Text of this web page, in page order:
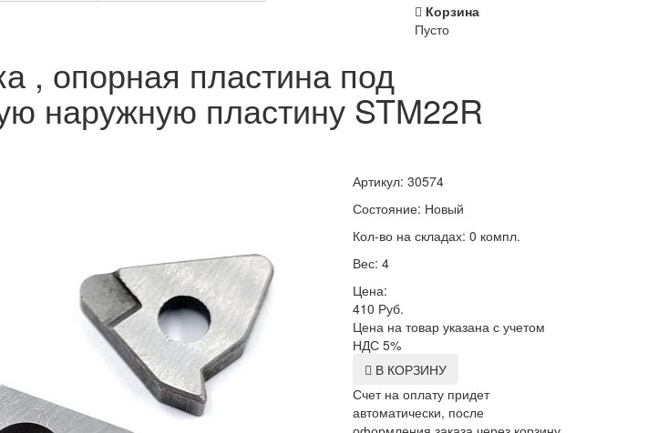
Корзина
Пусто
, опорная пластина под
наружную пластину STM22R
Артикул: 30574
Состояние: Новый
Кол-во на складах: 0 компл.
Вес: 4
Цена:
410 Руб.
Цена на товар указана с учетом
НДС 5%
В КОРЗИНУ
Счет на оплату придет
автоматически, после